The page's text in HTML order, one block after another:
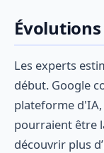
Les experts
début. Google
plateforme
pourraient être
découvrir plus